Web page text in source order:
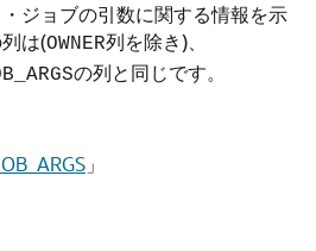
ジョブの引数に関する情報を示
は(OWNER列を除き)、
の列と同じです。
」